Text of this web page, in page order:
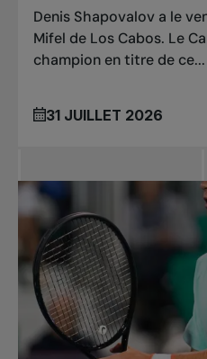
Denis Shapovalov a le
Mifel de Los Cabos. Le
champion en titre de ce...
31 JUILLET 2026